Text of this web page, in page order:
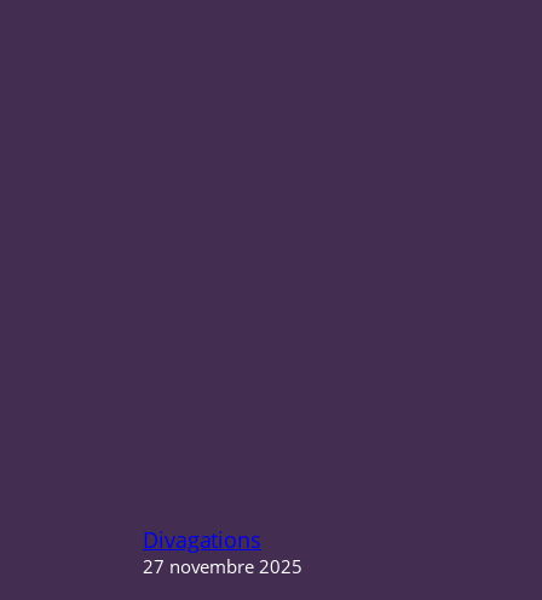
Divagations
27 novembre 2025